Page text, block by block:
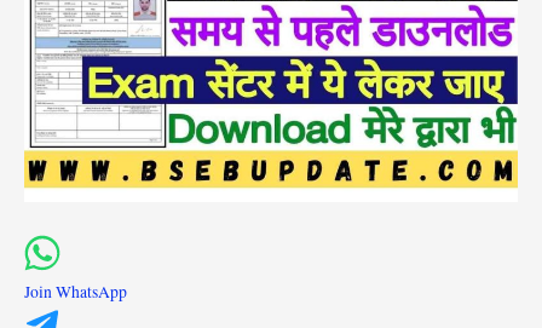
Join WhatsApp